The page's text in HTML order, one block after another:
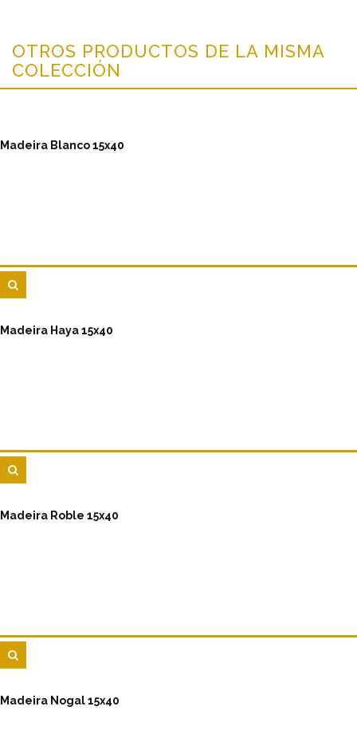
OTROS PRODUCTOS DE LA MISMA
COLECCIÓN
Madeira Blanco 15x40
Madeira Haya 15x40
Madeira Roble 15x40
Madeira Nogal 15x40